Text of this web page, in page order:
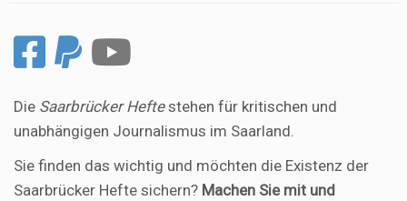
Die Saarbrücker Heftestehen für kritischen und
unabhängigen Journalismus im Saarland.
Sie finden das wichtig und möchten die Existenz der
Saarbrücker Hefte sichern? Machen Sie mit und